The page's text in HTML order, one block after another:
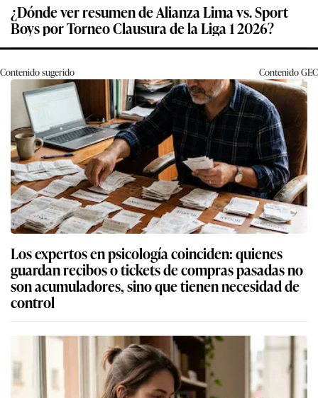
¿Dónde ver resumen de Alianza Lima vs. Sport
Boys por Torneo Clausura de la Liga 1 2026?
Contenido sugerido ContenidoGEC
Los expertos en psicología coinciden: quienes
guardan recibos o tickets de compras pasadas no
son acumuladores, sino que tienen necesidad de
control